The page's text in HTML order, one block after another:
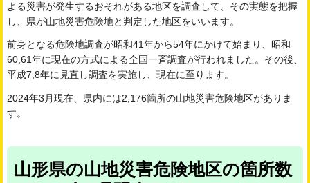
よる災害が発生するおそれがある地区を調査して、その実態を把握
し、県が山地災害危険地と判定した地区をいいます。
前身となる危険地調査が昭和41年から54年にかけて始まり、昭和
60,61年に現在の方式による全国一斉調査が行われました。その後、
平成7,8年に見直し調査を実施し、現在に至ります。
2024年3月現在、県内には2,176箇所の山地災害危険地区がありま
す。
山形県の山地災害危険地区の箇所数